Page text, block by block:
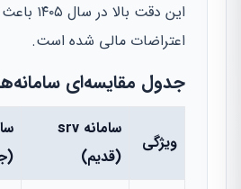
این دقت
اعتراضات مالی شده است.
جدول مقایسه‌ای
ویژگی
سامانه srv
(قدیم)